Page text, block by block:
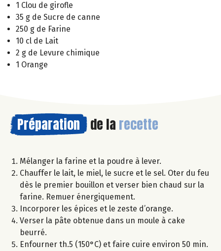
1 Clou de girofle
35 g de Sucre de canne
250 g de Farine
10 cl de Lait
2 g de Levure chimique
1 Orange
Préparation de la recette
Mélanger la farine et la poudre à lever.
Chauffer le lait, le miel, le sucre et le sel. Oter du feu
dès le premier bouillon et verser bien chaud sur la
farine. Remuer énergiquement.
Incorporer les épices et le zeste d’orange.
Verser la pâte obtenue dans un moule à cake
beurré.
Enfourner th.5 (150°C) et faire cuire environ 50 min.